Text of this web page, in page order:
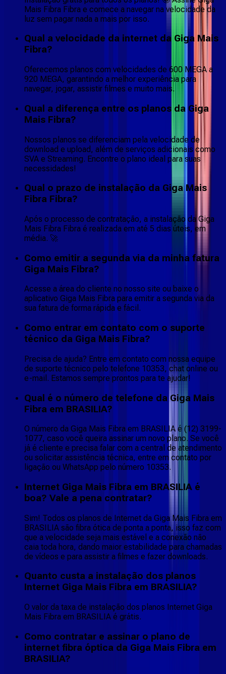
Mais Fibra Fibra e comece a navegar na velocidade da
luz sem pagar nada a mais por isso.
Qual a velocidade da internet da Giga Mais
Fibra?
Oferecemos planos com velocidades de 600 MEGA a
920 MEGA, garantindo a melhor experiência para
navegar, jogar, assistir filmes e muito mais.
Qual a diferença entre os planos da Giga
Mais Fibra?
Nossos planos se diferenciam pela velocidade de
download e upload, além de serviços adicionais como
SVA e Streaming. Encontre o plano ideal para suas
necessidades!
Qual o prazo de instalação da Giga Mais
Fibra Fibra?
Após o processo de contratação, a instalação da Giga
Mais Fibra Fibra é realizada em até 5 dias úteis, em
média. 🚀
Como emitir a segunda via da minha fatura
Giga Mais Fibra?
Acesse a área do cliente no nosso site ou baixe o
aplicativo Giga Mais Fibra para emitir a segunda via da
sua fatura de forma rápida e fácil.
Como entrar em contato com o suporte
técnico da Giga Mais Fibra?
Precisa de ajuda? Entre em contato com nossa equipe
de suporte técnico pelo telefone 10353, chat online ou
e-mail. Estamos sempre prontos para te ajudar!
Qual é o número de telefone da Giga Mais
Fibra em BRASILIA?
O número da Giga Mais Fibra em BRASILIA é (12) 3199-
1077, caso você queira assinar um novo plano. Se você
já é cliente e precisa falar com a central de atendimento
ou solicitar assistência técnica, entre em contato por
ligação ou WhatsApp pelo número 10353.
Internet Giga Mais Fibra em BRASILIA é
boa? Vale a pena contratar?
Sim! Todos os planos de Internet da Giga Mais Fibra em
BRASILIA são fibra ótica de ponta a ponta, isso faz com
que a velocidade seja mais estável e a conexão não
caia toda hora, dando maior estabilidade para chamadas
de vídeos e para assistir a filmes e fazer downloads.
Quanto custa a instalação dos planos
Internet Giga Mais Fibra em BRASILIA?
O valor da taxa de instalação dos planos Internet Giga
Mais Fibra em BRASILIA é grátis.
Como contratar e assinar o plano de
internet fibra óptica da Giga Mais Fibra em
BRASILIA?